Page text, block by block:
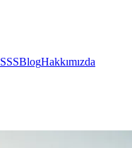
SSSBlogHakkımızda